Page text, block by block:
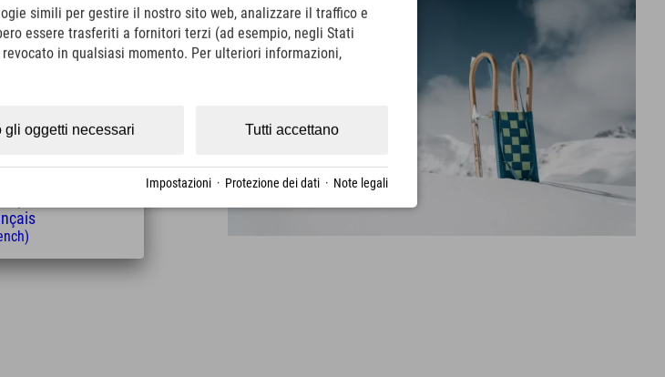
dall'hotel
6 9 Min.
simili per gestire il nostro sito web, analizzare il traffico e
essere trasferiti a fornitori terzi (ad esempio, negli Stati
in qualsiasi momento. Per ulteriori informazioni,
Tutti accettano
gli oggetti necessari
Impostazioni · Protezione dei dati · Note legali